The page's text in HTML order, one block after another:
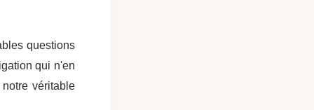
questions
qui n'en
véritable